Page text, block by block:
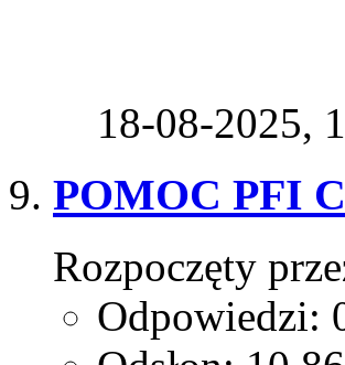
18-08-2025,
POMOC PFI
Rozpoczęty
Odpowiedzi: